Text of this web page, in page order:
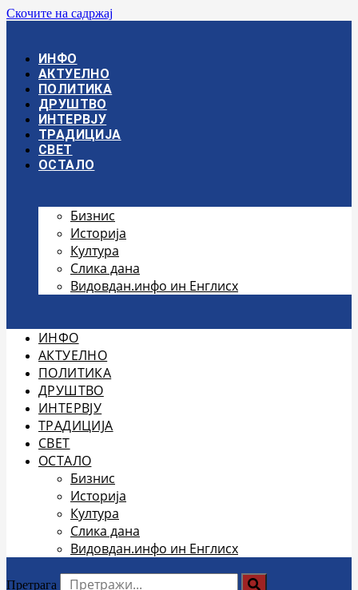
Скочите на садржај
ИНФО
АКТУЕЛНО
ПОЛИТИКА
ДРУШТВО
ИНТЕРВЈУ
ТРАДИЦИЈА
СВЕТ
ОСТАЛО
Бизнис
Историја
Култура
Слика дана
Видовдан.инфо ин Енглисх
ИНФО
АКТУЕЛНО
ПОЛИТИКА
ДРУШТВО
ИНТЕРВЈУ
ТРАДИЦИЈА
СВЕТ
ОСТАЛО
Бизнис
Историја
Култура
Слика дана
Видовдан.инфо ин Енглисх
Претрага